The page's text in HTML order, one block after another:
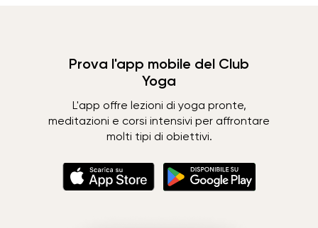
Prova l'app mobile del Club
Yoga
L'app offre lezioni di yoga pronte,
meditazioni e corsi intensivi per affrontare
molti tipi di obiettivi.